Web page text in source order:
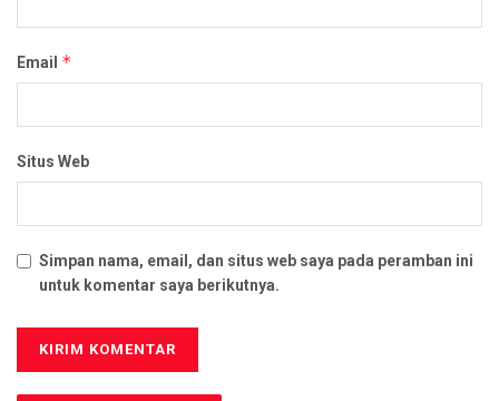
Email *
Situs Web
Simpan nama, email, dan situs web saya pada peramban ini
untuk komentar saya berikutnya.